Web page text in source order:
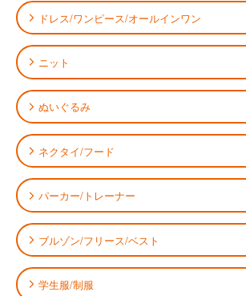
ドレス/ワンピース/オールインワン
ニット
ぬいぐるみ
ネクタイ/フード
パーカー/トレーナー
ブルゾン/フリース/ベスト
学生服/制服